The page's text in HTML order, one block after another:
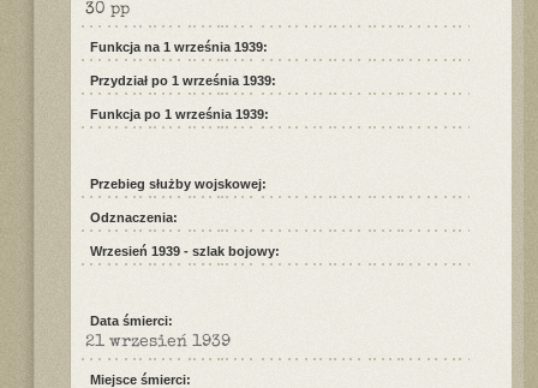
30 pp
Funkcja na 1 września 1939:
Przydział po 1 września 1939:
Funkcja po 1 września 1939:
Przebieg służby wojskowej:
Odznaczenia:
Wrzesień 1939 - szlak bojowy:
Data śmierci:
21 wrzesień 1939
Miejsce śmierci: